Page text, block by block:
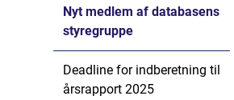
Nyt medlem af databasens
styregruppe
Deadline for indberetning til
årsrapport 2025